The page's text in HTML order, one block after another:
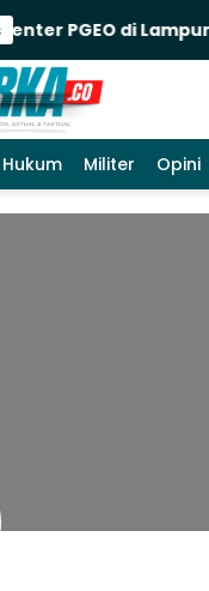
PGEO di Lampung
Hukum Militer Opini